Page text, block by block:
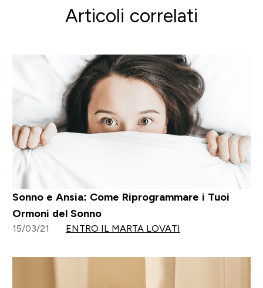
Articoli correlati
Sonno e Ansia: Come Riprogrammare i Tuoi
Ormoni del Sonno
15/03/21 ENTRO IL MARTA LOVATI